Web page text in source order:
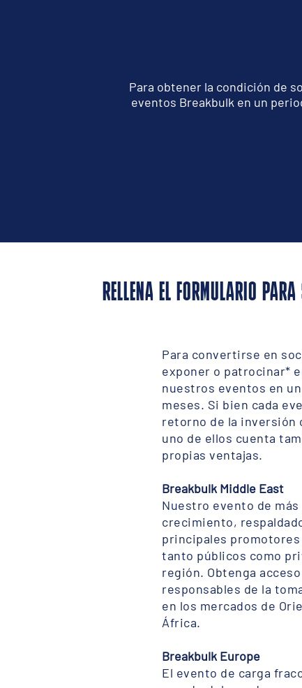
Para obtener la condición de
eventos Breakbulk en un
RELLENA EL FORMULARIO
Para convertirse en
exponer o patrocinar*
nuestros eventos en
meses. Si bien cada
retorno de la inversión
uno de ellos cuenta
propias ventajas.
Breakbulk Middle East
Nuestro evento de
crecimiento,
principales
tanto públicos como
región. Obtenga
responsables de la
en los mercados de
África.
Breakbulk Europe
El evento de carga